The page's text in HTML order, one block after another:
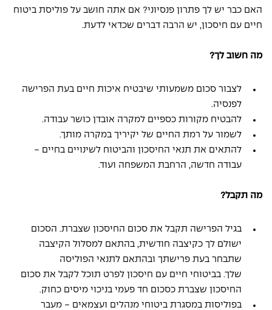
האם כבר יש לך פתרון פנסיוני? אם אתה חושב על פוליסת ביטוח
חיים עם חיסכון, יש הרבה דברים שכדאי לדעת.
מה חשוב לך?
לצבור סכום משמעותי שיבטיח איכות חיים בעת הפרישה
לפנסיה.
להבטיח מקורות כספיים למקרה אובדן כושר עבודה.
לשמור על רמת החיים של יקיריך במקרה מותך.
להתאים את תנאי החיסכון והביטוח לשינויים בחיים -
עבודה חדשה, הרחבת המשפחה ועוד.
מה תקבל?
בגיל הפרישה תקבל את סכום החיסכון שצברת. הסכום
ישולם לך כקיצבה חודשית, בהתאם למסלול הקיצבה
שתבחר בעת פרישתך ובהתאם לתנאי הפוליסה
שלך. בביטוחי חיים עם חיסכון לפרט תוכל לקבל את סכום
החיסכון שצברת כסכום חד פעמי בניכוי מיסים כחוק.
בפוליסות במסגרת ביטוחי מנהלים ועצמאים - מעבר